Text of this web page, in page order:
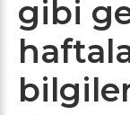
gibi